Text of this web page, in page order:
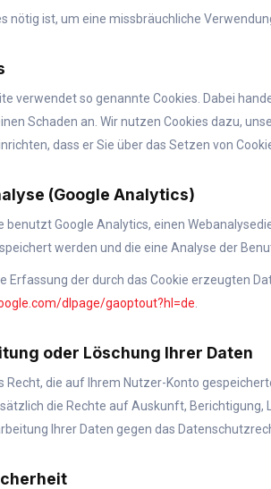
nötig ist, um eine missbräuchliche
verwendet so genannte Cookies. Dabei
Schaden an. Wir nutzen Cookies dazu,
dass er Sie über das Setzen von
(Google Analytics)
benutzt Google Analytics, einen
werden und die eine Analyse der
Erfassung der durch das Cookie erzeugten
dlpage/gaoptout?hl=de
oder Löschung Ihrer Daten
Recht, die auf Ihrem Nutzer-Konto
die Rechte auf Auskunft, Berichtigung,
Ihrer Daten gegen das